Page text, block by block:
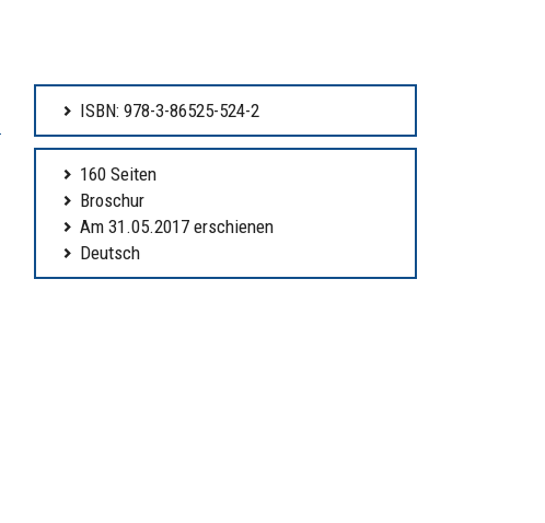
ISBN: 978-3-86525-524-2
160 Seiten
Broschur
Am 31.05.2017 erschienen
Deutsch